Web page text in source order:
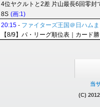
4位ヤクルトと2差 片山最長6回零
8S (画:1)
20:15 - ファイターズ王国＠日ハム
【8/9】パ・リーグ順位表｜カード
当
(C)